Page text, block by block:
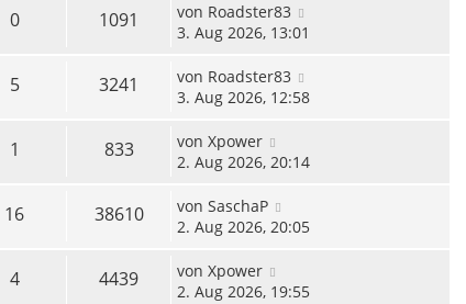
0 1091 von Roadster83
3. Aug 2026, 13:01
5 3241 von Roadster83
3. Aug 2026, 12:58
1 833 von Xpower
2. Aug 2026, 20:14
16 38610 von SaschaP
2. Aug 2026, 20:05
4 4439 von Xpower
2. Aug 2026, 19:55